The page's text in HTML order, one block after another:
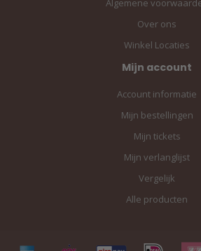
Algemene
Over ons
Winkel Locaties
Mijn account
Account informatie
Mijn bestellingen
Mijn tickets
Mijn verlanglijst
Vergelijk
Alle producten